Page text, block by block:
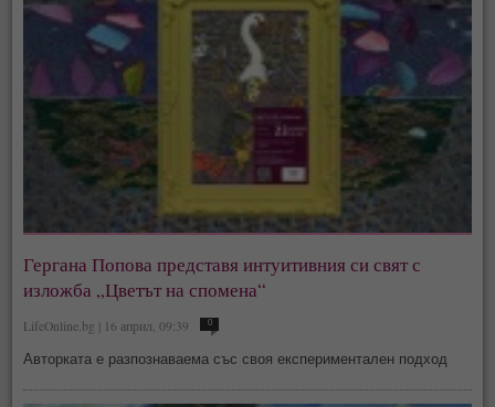
Гергана Попова представя интуитивния си свят с
изложба „Цветът на спомена“
LifeOnline.bg | 16 април, 09:39 0
Авторката е разпознаваема със своя експериментален подход